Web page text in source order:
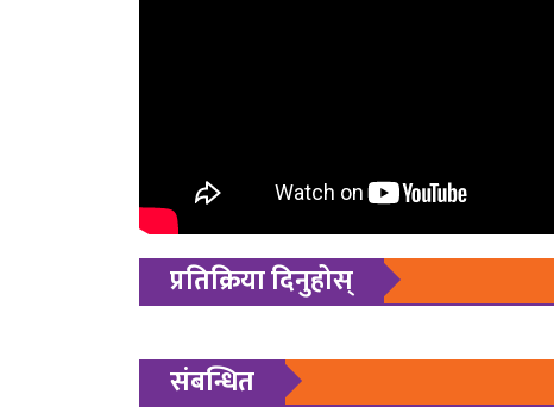
प्रतिक्रिया दिनुहोस्
संबन्धित